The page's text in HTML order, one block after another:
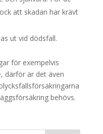
att skadan har krävt
ut vid dödsfall.
för exempelvis
därför är det även
behövs.